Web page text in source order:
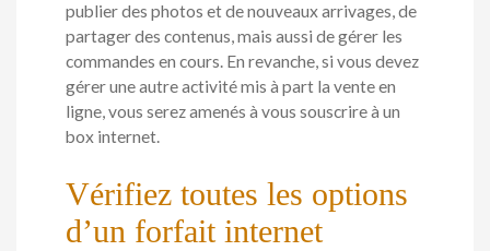
publier des photos et de nouveaux arrivages, de
partager des contenus, mais aussi de gérer les
commandes en cours. En revanche, si vous devez
gérer une autre activité mis à part la vente en
ligne, vous serez amenés à vous souscrire à un
box internet.
Vérifiez toutes les options
d’un forfait internet